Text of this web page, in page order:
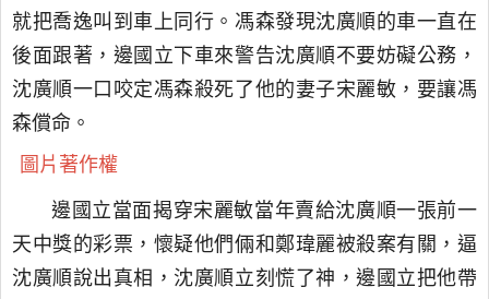
就把喬逸叫到車上同行。馮森發現沈廣順的車一直在
後面跟著，邊國立下車來警告沈廣順不要妨礙公務，
沈廣順一口咬定馮森殺死了他的妻子宋麗敏，要讓馮
森償命。
圖片著作權
邊國立當面揭穿宋麗敏當年賣給沈廣順一張前一
天中獎的彩票，懷疑他們倆和鄭瑋麗被殺案有關，逼
沈廣順說出真相，沈廣順立刻慌了神，邊國立把他帶